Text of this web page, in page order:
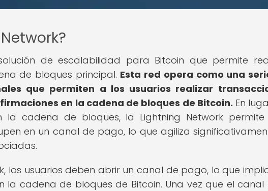
de escalabilidad para Bitcoin que permite
de bloques principal. Esta red opera como una
que permiten a los usuarios realizar
en la cadena de bloques de Bitcoin. En
la cadena de bloques, la Lightning Network permite
en un canal de pago, lo que agiliza
los usuarios deben abrir un canal de pago, lo que
la cadena de bloques de Bitcoin. Una vez que el canal